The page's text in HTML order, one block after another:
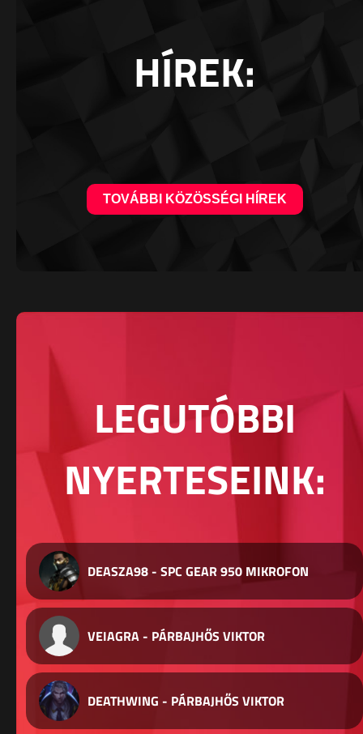
HÍREK:
TOVÁBBI KÖZÖSSÉGI HÍREK
LEGUTÓBBI
NYERTESEINK:
DEASZA98 - SPC GEAR 950 MIKROFON
VEIAGRA - PÁRBAJHŐS VIKTOR
DEATHWING - PÁRBAJHŐS VIKTOR